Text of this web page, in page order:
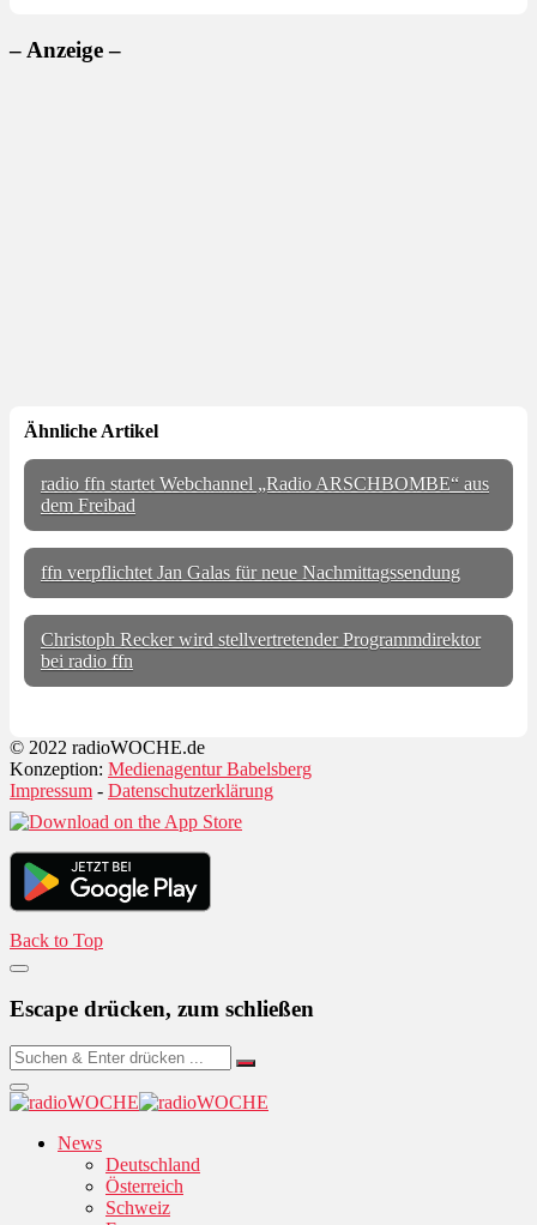
– Anzeige –
Ähnliche Artikel
radio ffn startet Webchannel „Radio ARSCHBOMBE“ aus
dem Freibad
ffn verpflichtet Jan Galas für neue Nachmittagssendung
Christoph Recker wird stellvertretender Programmdirektor
bei radio ffn
© 2022 radioWOCHE.de
Konzeption: Medienagentur Babelsberg
Impressum - Datenschutzerklärung
Back to Top
Escape drücken, zum schließen
News
Deutschland
Österreich
Schweiz